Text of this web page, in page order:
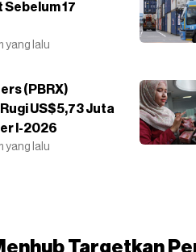
Sebelum 17
yang lalu
(PBRX)
US$5,73 Juta
I-2026
yang lalu
Targetkan